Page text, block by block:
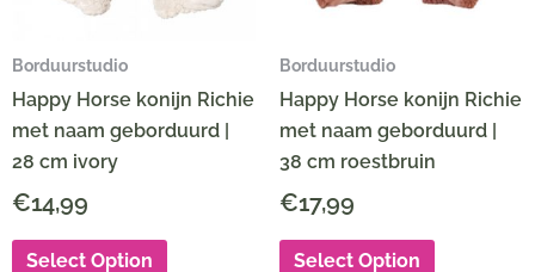
Borduurstudio
Happy Horse konijn Richie
met naam geborduurd |
28 cm ivory
€14,99
Select Option
Borduurstudio
Happy Horse konijn Richie
met naam geborduurd |
38 cm roestbruin
€17,99
Select Option